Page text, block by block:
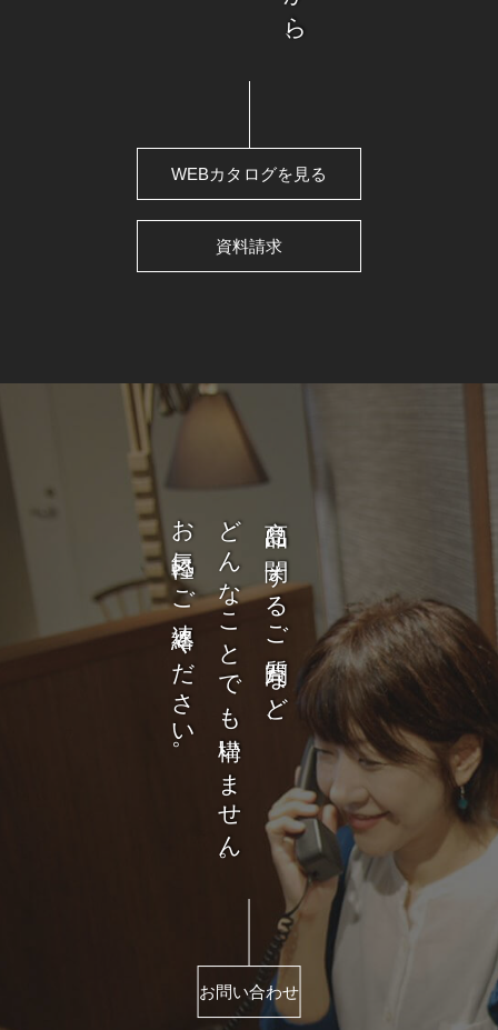
WEBカタログを見る
資料請求
商品に関するご質問など、
どんなことでも構いません。
お気軽にご連絡ください。
お問い合わせ